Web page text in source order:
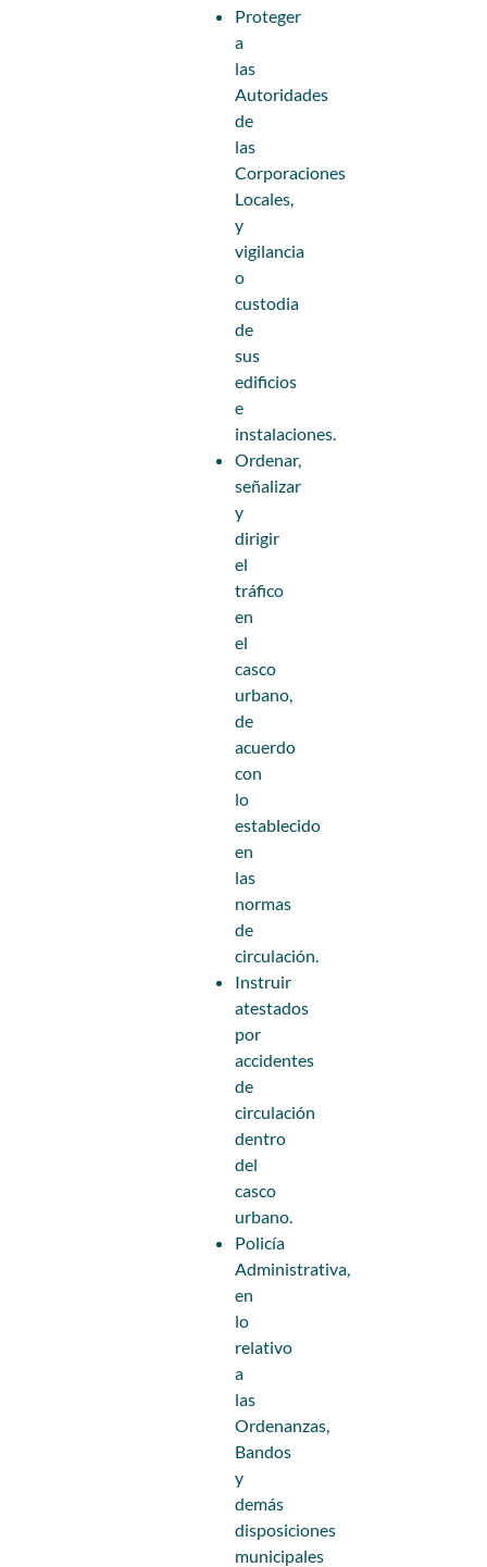
Proteger
a
las
Autoridades
de
las
Corporaciones
Locales,
y
vigilancia
o
custodia
de
sus
edificios
e
instalaciones.
Ordenar,
señalizar
y
dirigir
el
tráfico
en
el
casco
urbano,
de
acuerdo
con
lo
establecido
en
las
normas
de
circulación.
Instruir
atestados
por
accidentes
de
circulación
dentro
del
casco
urbano.
Policía
Administrativa,
en
lo
relativo
a
las
Ordenanzas,
Bandos
y
demás
disposiciones
municipales